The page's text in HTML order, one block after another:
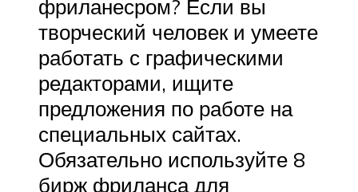
фриланесром? Если вы
творческий человек и умеете
работать с графическими
редакторами, ищите
предложения по работе на
специальных сайтах.
Обязательно используйте 8
бирж фриланса для